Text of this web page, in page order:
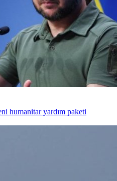
humanitar yardım paketi